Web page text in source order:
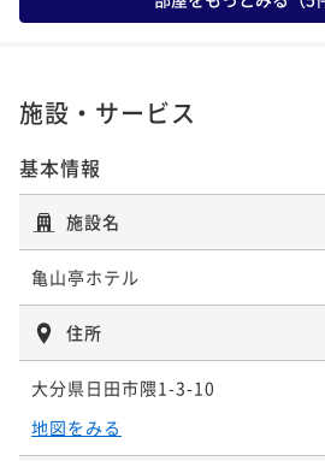
ポイント即
【早期割28】28日前のご予約でお
プラン（2食付）
二食付き 現地決済可
日田名物鰻のせいろ蒸しなど『極
付）
ポイント即
国産牛ミニステーキなど『基本会
ラン（2食付）
二食付き 現地決済可
心！プチ特典付『特選会席』ファ
施設・サービス
基本情報
施設名
亀山亭ホテル
住所
大分県日田市隈1-3-10
地図をみる